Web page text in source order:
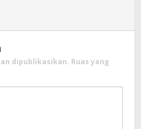
dipublikasikan. Ruas yang